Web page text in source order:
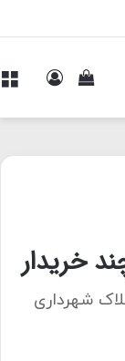
مشاهده
خریدار
املاک شهرداری